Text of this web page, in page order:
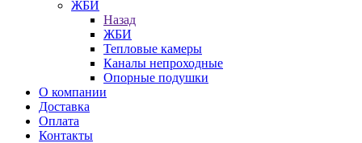
ЖБИ
Назад
ЖБИ
Тепловые камеры
Каналы непроходные
Опорные подушки
О компании
Доставка
Оплата
Контакты